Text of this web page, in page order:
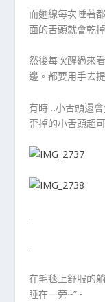
而麵線每次睡著
面的舌頭就會乾掉
然後每次醒過來
邊。都要用手去
有時…小舌頭還
歪掉的小舌頭超可
.
.
在毛毯上舒服的
睡在一旁~”~